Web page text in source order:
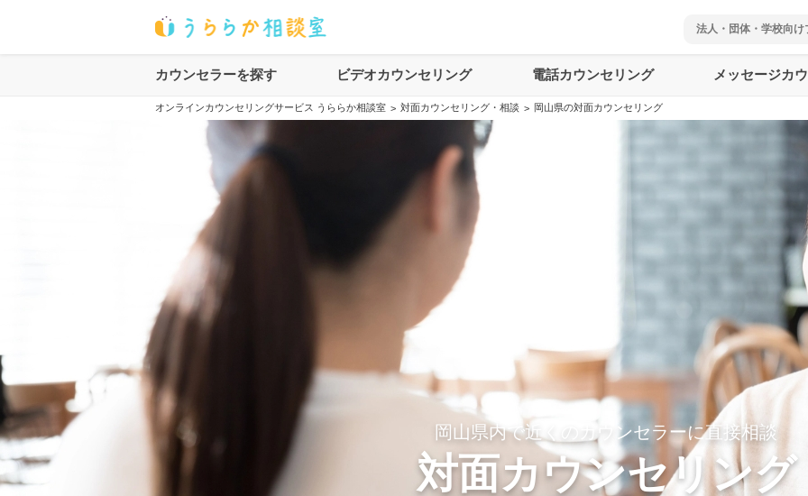
法人・団体・学校向け
カウンセラーを探す ビデオカウンセリング 電話カウンセリング メッセージカ
オンラインカウンセリングサービス うららか相談室 > 対面カウンセリング・相談 > 岡山県の対面カウンセリング
岡山県内で近くのカウンセラーに直接相談
対面カウンセリング